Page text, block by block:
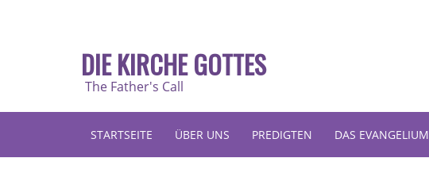
DIE KIRCHE GOTTES
The Father's Call
STARTSEITE ÜBER UNS PREDIGTEN DAS EVANGELIUM